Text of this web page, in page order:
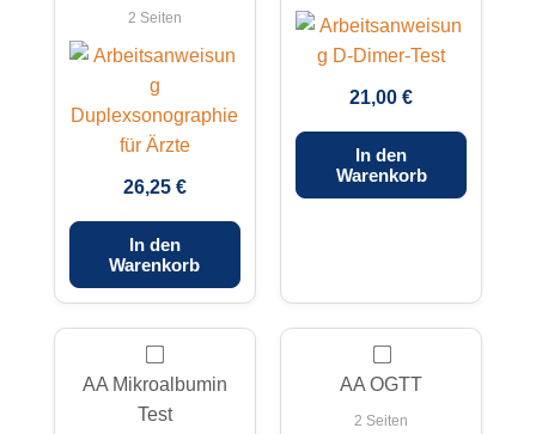
2 Seiten
26,25 €
In den
Warenkorb
21,00 €
In den
Warenkorb
AA Mikroalbumin
Test
AA OGTT
2 Seiten